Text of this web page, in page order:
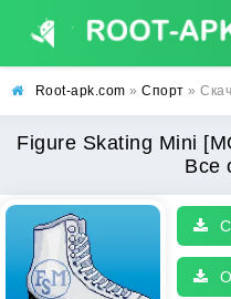
Root-apk.com » Спорт » Скачать
Figure Skating Mini
Все